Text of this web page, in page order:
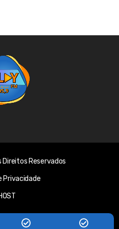
Direitos Reservados
Privacidade